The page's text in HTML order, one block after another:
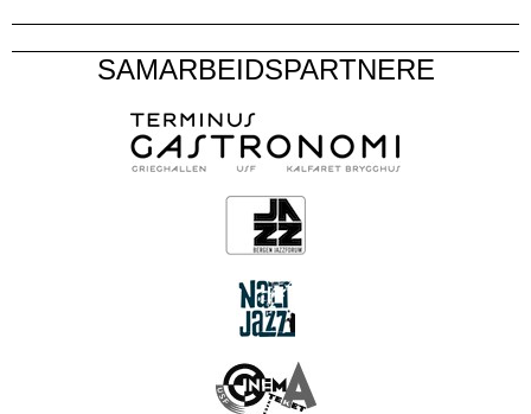
SAMARBEIDSPARTNERE